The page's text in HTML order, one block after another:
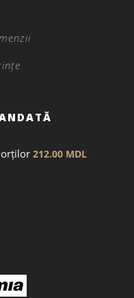
212.00 MDL